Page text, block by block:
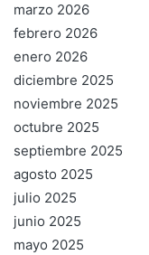
marzo 2026
febrero 2026
enero 2026
diciembre 2025
noviembre 2025
octubre 2025
septiembre 2025
agosto 2025
julio 2025
junio 2025
mayo 2025